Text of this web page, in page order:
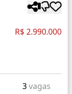
R$ 2.990.000
3vagas